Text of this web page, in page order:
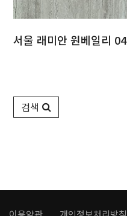
서울 래미안 원베일리 04
검색